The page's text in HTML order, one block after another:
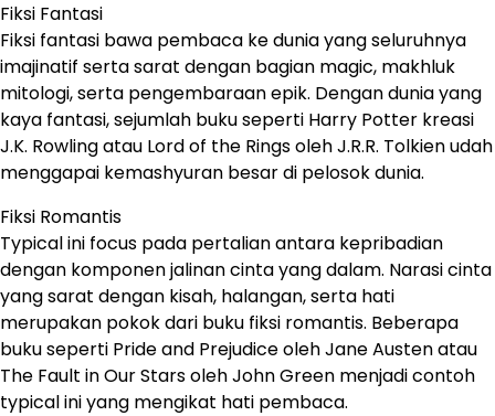
Fiksi Fantasi
Fiksi fantasi bawa pembaca ke dunia yang seluruhnya
imajinatif serta sarat dengan bagian magic, makhluk
mitologi, serta pengembaraan epik. Dengan dunia yang
kaya fantasi, sejumlah buku seperti Harry Potter kreasi
J.K. Rowling atau Lord of the Rings oleh J.R.R. Tolkien udah
menggapai kemashyuran besar di pelosok dunia.
Fiksi Romantis
Typical ini focus pada pertalian antara kepribadian
dengan komponen jalinan cinta yang dalam. Narasi cinta
yang sarat dengan kisah, halangan, serta hati
merupakan pokok dari buku fiksi romantis. Beberapa
buku seperti Pride and Prejudice oleh Jane Austen atau
The Fault in Our Stars oleh John Green menjadi contoh
typical ini yang mengikat hati pembaca.